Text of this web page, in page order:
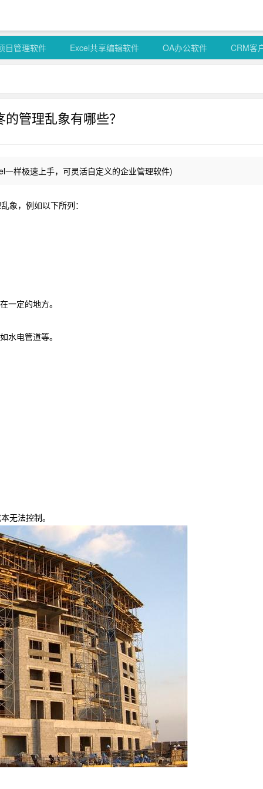
目管理软件 Excel共享编辑软件 OA办公软件 CRM客
管理乱象有哪些？
一样极速上手，可灵活自定义的企业管理软件)
象，例如以下所列：
一定的地方。
水电管道等。
无法控制。